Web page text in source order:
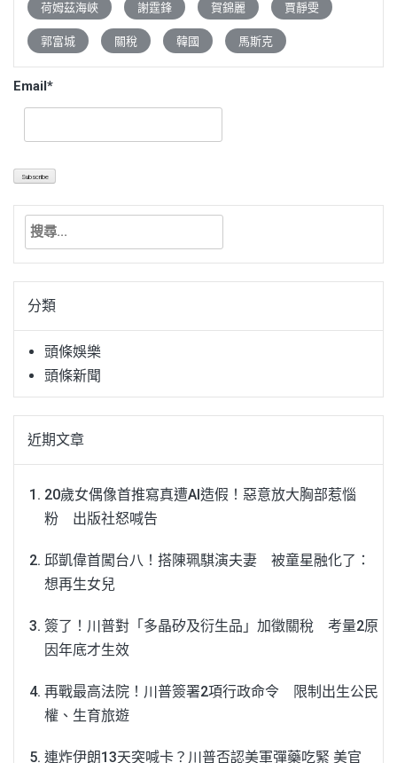
荷姆茲海峽 謝霆鋒 賀錦麗 賈靜雯
郭富城 關稅 韓國 馬斯克
Email*
搜
關
字:分類
頭條娛樂
頭條新聞
近期文章
20歲女偶像首推寫真遭AI造假！惡意放大胸部惹惱
粉 出版社怒喊告
邱凱偉首闖台八！搭陳珮騏演夫妻 被童星融化了：
想再生女兒
簽了！川普對「多晶矽及衍生品」加徵關稅 考量2原
因年底才生效
再戰最高法院！川普簽署2項行政命令 限制出生公民
權、生育旅遊
連炸伊朗13天突喊卡？川普否認美軍彈藥吃緊 美官